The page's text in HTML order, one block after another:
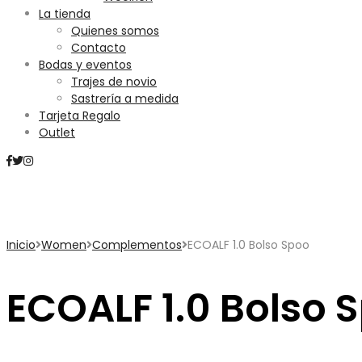
La tienda
Quienes somos
Contacto
Bodas y eventos
Trajes de novio
Sastrería a medida
Tarjeta Regalo
Outlet
Inicio Women Complementos ECOALF 1.0 Bolso Spoo
ECOALF 1.0 Bolso